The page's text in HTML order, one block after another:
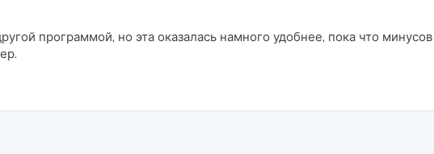
программой, но эта оказалась намного удобнее, пока что